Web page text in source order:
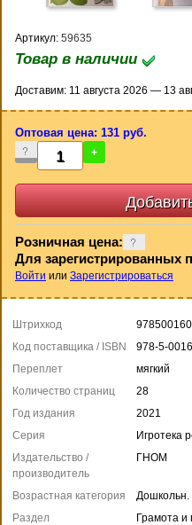
Артикул: 59635
Товар в наличии
Доставим: 11 августа 2026 — 13
Оптовая цена: 131 руб.
- +
Розничная цена:
Для зарегистрированных
Войти или Зарегистрироваться
Штрихкод
Код поставщика / ISBN
978-5-
Переплет
мягкий
Количество страниц
28
Год издания
2021
Серия
Игротека
Издательство /
производитель
ГНОМ
Возрастная категория
Дошкольн.
Раздел
Грамота и